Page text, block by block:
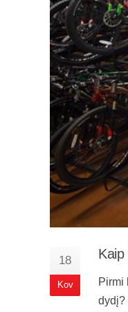
18
Kov
Kaip
Pirmi
dydį?